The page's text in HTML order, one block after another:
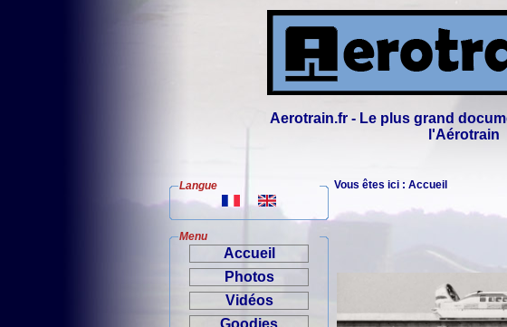
Aerotrain.fr - Le plus grand
l'Aérotrain
Langue
Menu
Accueil
Photos
Vidéos
Goodies
Vous êtes ici : Accueil